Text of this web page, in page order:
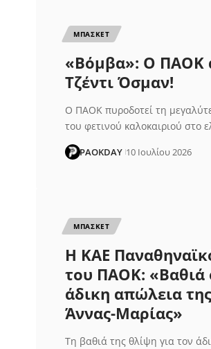
ΜΠΑΣΚΕΤ
«Βόμβα»: Ο ΠΑΟΚ
Τζέντι Όσμαν!
Ο ΠΑΟΚ πυροδοτεί τη
του φετινού καλοκαιριού στο
PAOKDAY 10 Ιουλίου 2026
ΜΠΑΣΚΕΤ
Η ΚΑΕ
του ΠΑΟΚ: «Βαθιά
άδικη απώλεια
Άννας-Μαρίας»
Τη βαθιά της θλίψη για τον